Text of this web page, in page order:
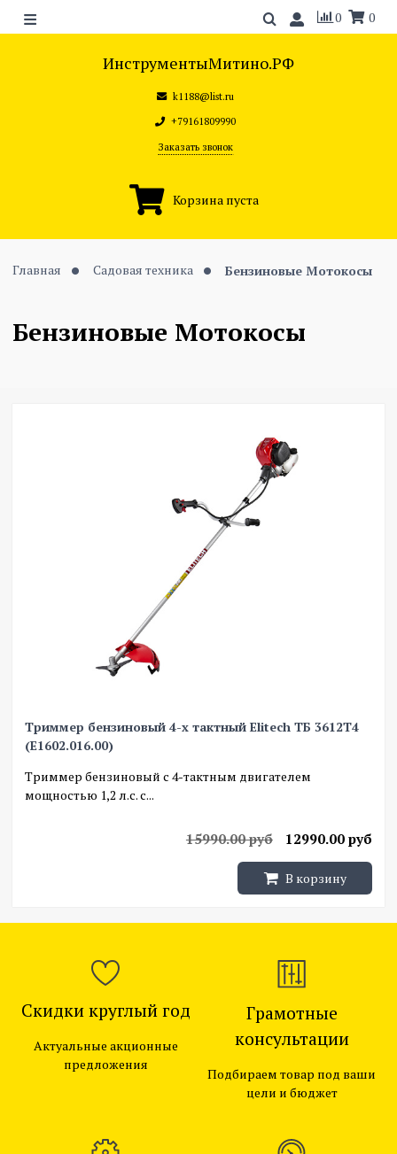
0 0
ИнструментыМитино.РФ
k1188@list.ru
+79161809990
Заказать звонок
Корзина пуста
Главная Садовая техника Бензиновые Мотокосы
Бензиновые Мотокосы
Триммер бензиновый 4-х тактный Elitech ТБ 3612T4
(E1602.016.00)
Триммер бензиновый с 4-тактным двигателем
мощностью 1,2 л.с. с...
12990.00 руб
15990.00 руб
В корзину
Скидки круглый год
Актуальные акционные
предложения
Грамотные
консультации
Подбираем товар под ваши
цели и бюджет